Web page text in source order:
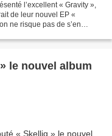
l’excellent « Gravity »,
de leur nouvel EP «
ne risque pas de s’en
le nouvel album